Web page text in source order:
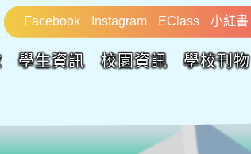
Facebook Instagram EClass 小紅書
學生資訊 校園資訊 學校刊物